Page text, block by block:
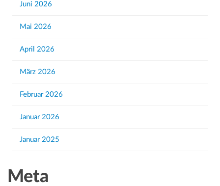
Juni 2026
Mai 2026
April 2026
März 2026
Februar 2026
Januar 2026
Januar 2025
Meta